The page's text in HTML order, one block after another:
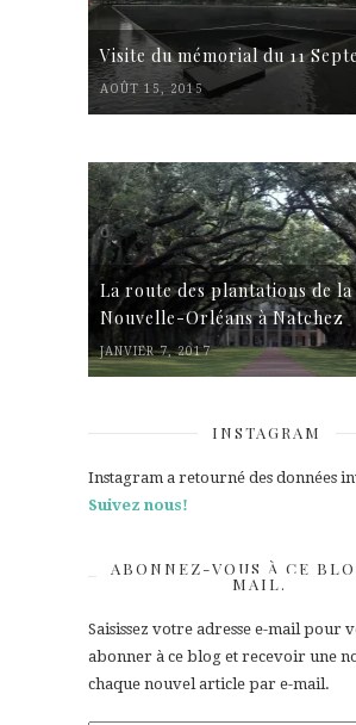
Visite du mémorial du 11
AOÛT 15, 2015
La route des plantations de la
Nouvelle-Orléans à Natchez
JANVIER 7, 2017
INSTAGRAM
Instagram a retourné des données
Suivez nous!
ABONNEZ-VOUS À CE
MAIL.
Saisissez votre adresse e-mail pour
abonner à ce blog et recevoir une
chaque nouvel article par e-mail.